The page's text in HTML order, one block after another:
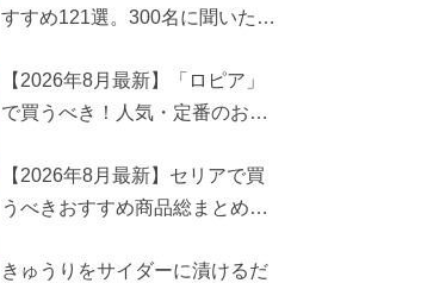
すすめ121選。300名に聞いた買
め商品も
【2026年8月最新】「ロピア」
で買うべき！人気・定番のおす
【2026年8月最新】セリアで買
うべきおすすめ商品総まとめ。
きゅうりをサイダーに漬けるだ